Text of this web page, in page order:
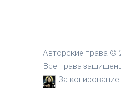
Авторские права ©
Все права
За копирование